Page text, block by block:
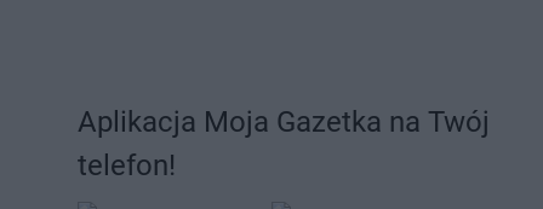
Aplikacja Moja Gazetka na Twój
telefon!